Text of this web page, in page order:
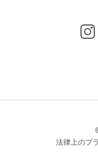
法律上のプ